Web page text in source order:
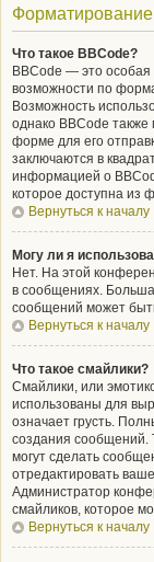
Что такое BBCode?
BBCode — это
возможности по
Возможность
однако BBCode
форме для его
заключаются в
информацией о
которое доступна из
Вернуться к началу
Могу ли я
Нет. На этой
в сообщениях.
сообщений может
Вернуться к началу
Что такое смайлики?
Смайлики, или
использованы для
означает грусть.
создания сообщений.
могут сделать
отредактировать
Администратор
смайликов, которое
Вернуться к началу